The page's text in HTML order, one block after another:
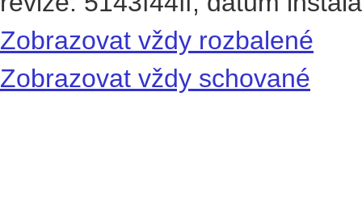
revize: 5143f44ff, datum
Zobrazovat vždy rozbalené
Zobrazovat vždy schované